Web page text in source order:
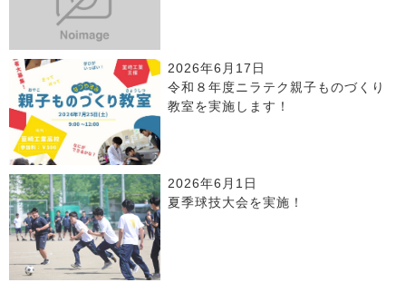
2026年6月17日
令和８年度ニラテク親子ものづくり
教室を実施します！
2026年6月1日
夏季球技大会を実施！